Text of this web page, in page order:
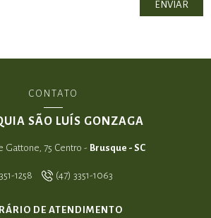
CONTATO
SÃO LUÍS GONZAGA
Gattone, 75 Centro - Brusque - SC
1258 (47) 3351-1063
DE ATENDIMENTO